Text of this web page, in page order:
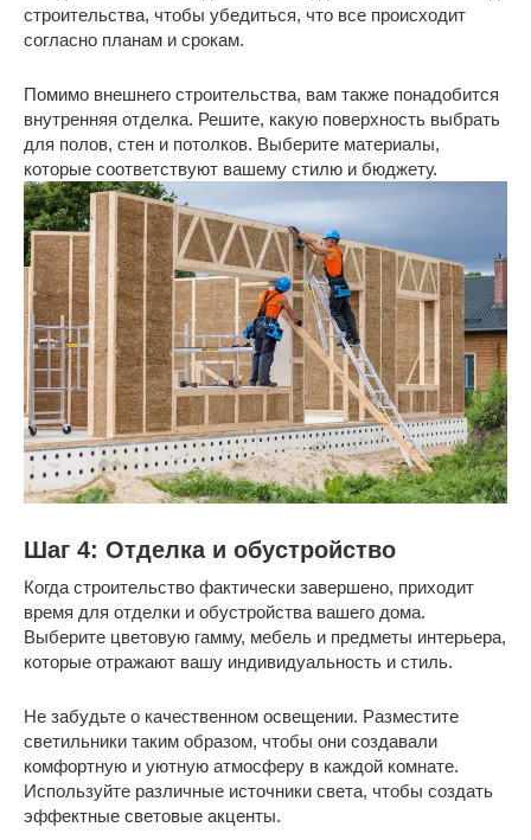
строительства, чтобы убедиться, что все происходит
согласно планам и срокам.
Помимо внешнего строительства, вам также понадобится
внутренняя отделка. Решите, какую поверхность выбрать
для полов, стен и потолков. Выберите материалы,
которые соответствуют вашему стилю и бюджету.
Шаг 4: Отделка и обустройство
Когда строительство фактически завершено, приходит
время для отделки и обустройства вашего дома.
Выберите цветовую гамму, мебель и предметы интерьера,
которые отражают вашу индивидуальность и стиль.
Не забудьте о качественном освещении. Разместите
светильники таким образом, чтобы они создавали
комфортную и уютную атмосферу в каждой комнате.
Используйте различные источники света, чтобы создать
эффектные световые акценты.